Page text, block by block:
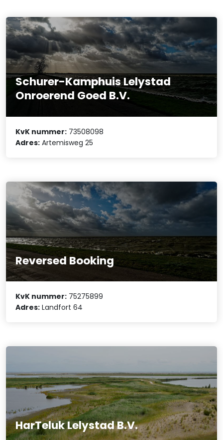
Schurer-Kamphuis Lelystad
Onroerend Goed B.V.
KvK nummer: 73508098
Adres: Artemisweg 25
Reversed Booking
KvK nummer: 75275899
Adres: Landfort 64
HarTeluk Lelystad B.V.